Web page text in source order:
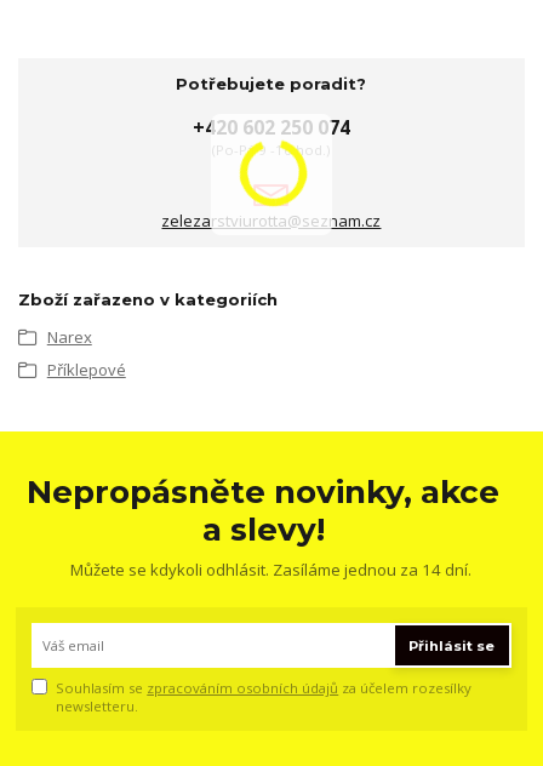
Potřebujete poradit?
+420 602 250 074
(Po-Pá 9 -16 hod.)
zelezarstviurotta@seznam.cz
Zboží zařazeno v kategoriích
Narex
Příklepové
Nepropásněte novinky, akce
a slevy!
Můžete se kdykoli odhlásit. Zasíláme jednou za 14 dní.
Přihlásit se
Souhlasím se zpracováním osobních údajů za účelem rozesílky
newsletteru.